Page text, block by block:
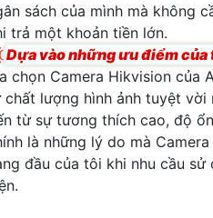
sách của mình mà không
trả một khoản tiền lớn.
Dựa vào những ưu điểm
chọn Camera Hikvision của
chất lượng hình ảnh tuyệt vời
từ sự tương thích cao, độ
là những lý do mà
đầu của tôi khi nhu cầu sử